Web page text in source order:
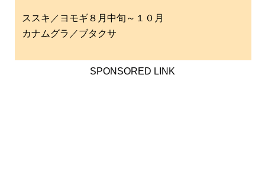
ススキ／ヨモギ８月中旬～１０月
カナムグラ／ブタクサ
SPONSORED LINK